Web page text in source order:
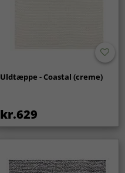
Uldtæppe - Coastal (creme)
kr.629